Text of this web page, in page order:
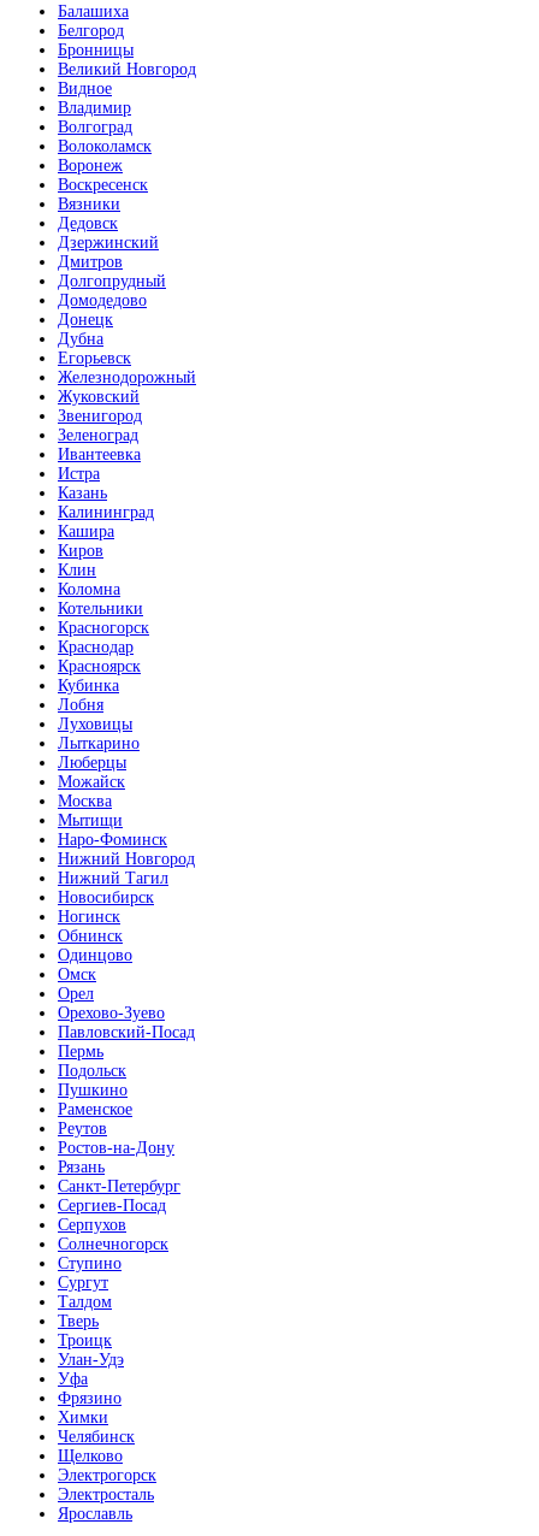
Балашиха
Белгород
Бронницы
Великий Новгород
Видное
Владимир
Волгоград
Волоколамск
Воронеж
Воскресенск
Вязники
Дедовск
Дзержинский
Дмитров
Долгопрудный
Домодедово
Донецк
Дубна
Егорьевск
Железнодорожный
Жуковский
Звенигород
Зеленоград
Ивантеевка
Истра
Казань
Калининград
Кашира
Киров
Клин
Коломна
Котельники
Красногорск
Краснодар
Красноярск
Кубинка
Лобня
Луховицы
Лыткарино
Люберцы
Можайск
Москва
Мытищи
Наро-Фоминск
Нижний Новгород
Нижний Тагил
Новосибирск
Ногинск
Обнинск
Одинцово
Омск
Орел
Орехово-Зуево
Павловский-Посад
Пермь
Подольск
Пушкино
Раменское
Реутов
Ростов-на-Дону
Рязань
Санкт-Петербург
Сергиев-Посад
Серпухов
Солнечногорск
Ступино
Сургут
Талдом
Тверь
Троицк
Улан-Удэ
Уфа
Фрязино
Химки
Челябинск
Щелково
Электрогорск
Электросталь
Ярославль